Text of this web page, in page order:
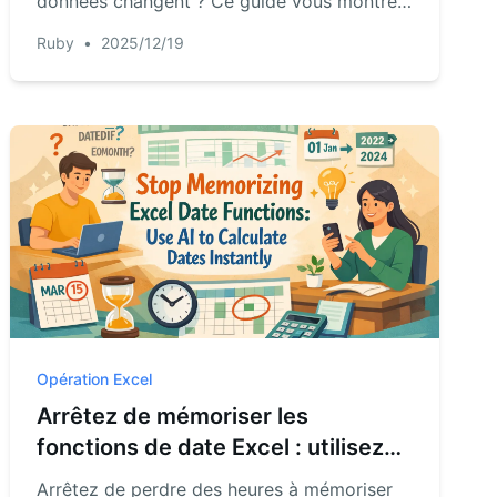
formules, et une alternative bien plus
intelligente et rapide utilisant l'IA d'Excel.
références complexes, et commencez à
poser des questions directement à vos
données.
Ruby • 2025/12/19
Opération Excel
Arrêtez de mémoriser les
fonctions de date Excel : utilisez
l'IA pour calculer les dates
Arrêtez de perdre des heures à mémoriser